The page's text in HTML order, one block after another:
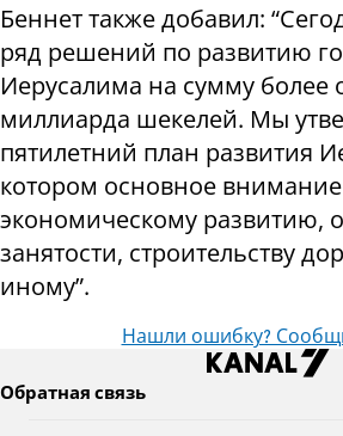
Беннет также добавил:
ряд решений по развитию
Иерусалима на сумму более
миллиарда шекелей. Мы
пятилетний план развития
котором основное внимание
экономическому развитию,
занятости, строительству
иному”.
Нашли ошибку?
Обратная связь